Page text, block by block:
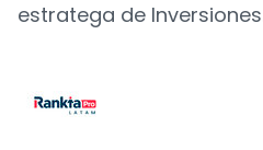
estratega de